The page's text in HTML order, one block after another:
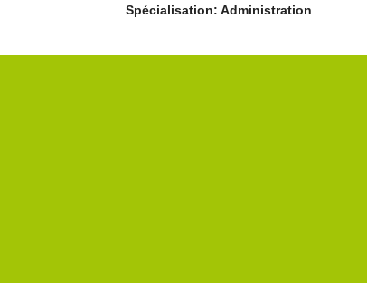
Spécialisation: Administration